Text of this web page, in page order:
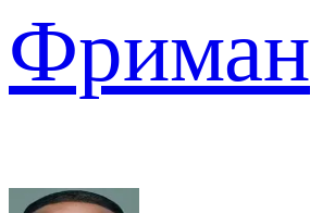
Фриман